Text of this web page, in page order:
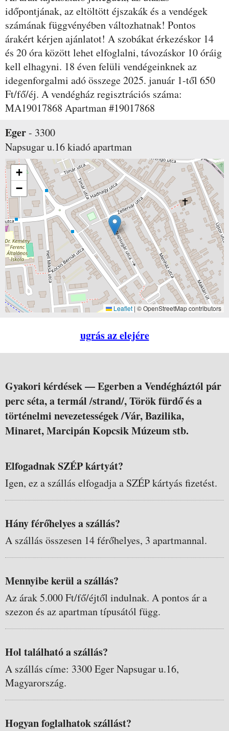
időpontjának, az eltöltött éjszakák és a vendégek
számának függvényében változhatnak! Pontos
árakért kérjen ajánlatot! A szobákat érkezéskor 14
és 20 óra között lehet elfoglalni, távozáskor 10 óráig
kell elhagyni. 18 éven felüli vendégeinknek az
idegenforgalmi adó összege 2025. január 1-től 650
Ft/fő/éj. A vendégház regisztrációs száma:
MA19017868 Apartman #19017868
Eger- 3300
Napsugar u.16kiadó apartman
+
−
Leaflet | © OpenStreetMap contributors
ugrás az elejére
Gyakori kérdések —Egerben a Vendégháztól pár
perc séta, a termál /strand/, Török fürdő és a
történelmi nevezetességek /Vár, Bazilika,
Minaret, Marcipán Kopcsik Múzeum stb.
Elfogadnak SZÉP kártyát?
Igen, ez a szállás elfogadja a SZÉP kártyás fizetést.
Hány férőhelyes a szállás?
A szállás összesen 14 férőhelyes, 3 apartmannal.
Mennyibe kerül a szállás?
Az árak 5.000 Ft/fő/éjtől indulnak. A pontos ár a
szezon és az apartman típusától függ.
Hol található a szállás?
A szállás címe: 3300 Eger Napsugar u.16,
Magyarország.
Hogyan foglalhatok szállást?